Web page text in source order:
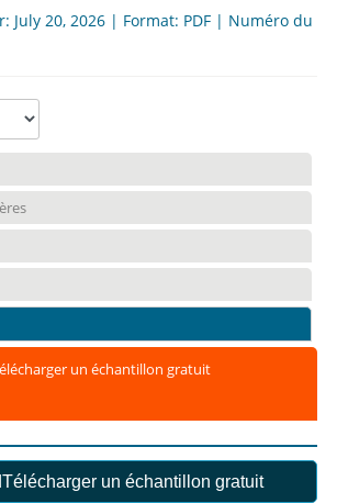
July 20, 2026 | Format: PDF | Numéro du
un échantillon gratuit
Télécharger un échantillon gratuit